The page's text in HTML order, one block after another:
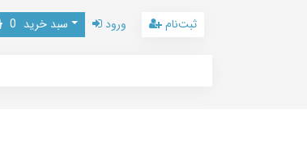
سبد خرید 0 ورود ثبت‌نام